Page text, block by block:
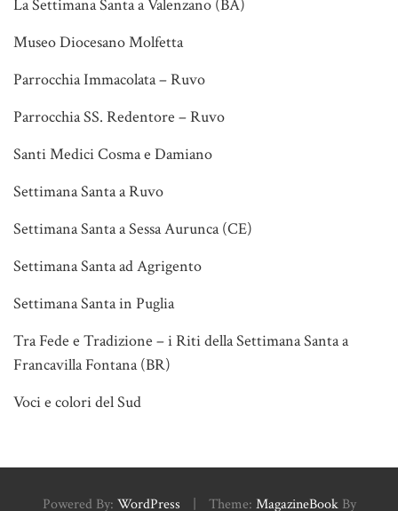
La Settimana Santa a Valenzano (BA)
Museo Diocesano Molfetta
Parrocchia Immacolata – Ruvo
Parrocchia SS. Redentore – Ruvo
Santi Medici Cosma e Damiano
Settimana Santa a Ruvo
Settimana Santa a Sessa Aurunca (CE)
Settimana Santa ad Agrigento
Settimana Santa in Puglia
Tra Fede e Tradizione – i Riti della Settimana Santa a
Francavilla Fontana (BR)
Voci e colori del Sud
Powered By: WordPress Theme: MagazineBookBy